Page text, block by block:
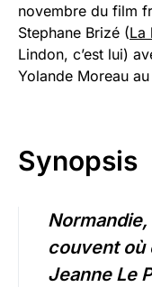
novembre du film
Stephane Brizé (La
Lindon, c’est lui)
Yolande Moreau
Synopsis
Normandie,
couvent où
Jeanne Le